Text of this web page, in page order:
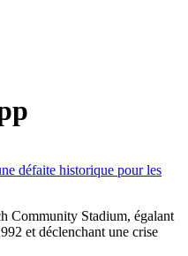
défaite historique pour les
Community Stadium, égalant
et déclenchant une crise